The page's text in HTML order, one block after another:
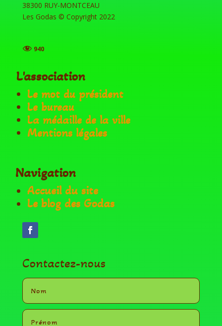
38300 RUY-MONTCEAU
Les Godas © Copyright 2022
940
L'association
Le mot du président
Le bureau
La médaille de la ville
Mentions légales
Navigation
Accueil du site
Le blog des Godas
Contactez-nous